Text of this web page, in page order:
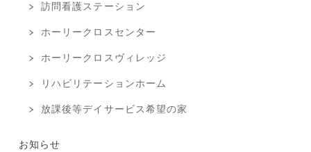
訪問看護ステーション
ホーリークロスセンター
ホーリークロスヴィレッジ
リハビリテーションホーム
放課後等デイサービス希望の家
お知らせ